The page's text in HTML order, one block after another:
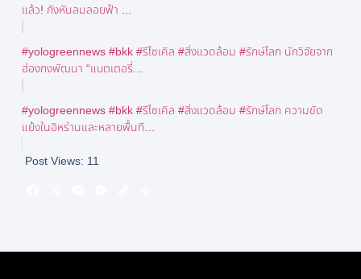
แล้ว! กังหันลมลอยฟ้า ...
#yologreennews #bkk #รีไซเคิล #สิ่งแวดล้อม #รักษ์โลก นักวิจัยจาก
ฮ่องกงพัฒนา “แบตเตอรี่...
#yologreennews #bkk #รีไซเคิล #สิ่งแวดล้อม #รักษ์โลก ความขัด
แย้งในอิหร่านและหลายพื้นที...
Post Views: 11